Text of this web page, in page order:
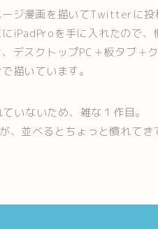
ジ漫画を描いてTwitterに投
iPadProを手に入れたので、
デスクトップPC＋板タブ＋
描いています。
いないため、雑な１作目。
、並べるとちょっと慣れてき